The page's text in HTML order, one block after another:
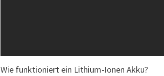
Wie funktioniert ein Lithium-Ionen Akku?